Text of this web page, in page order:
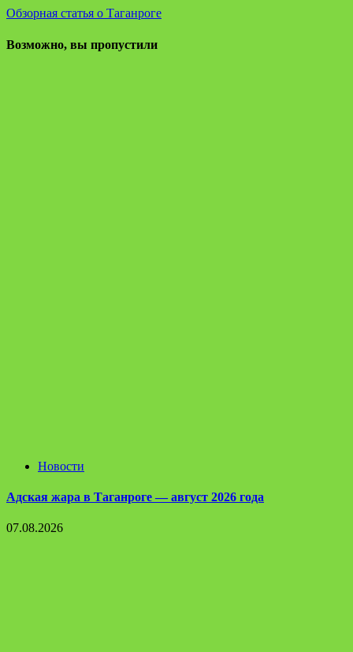
Обзорная статья о Таганроге
Возможно, вы пропустили
Новости
Адская жара в Таганроге — август 2026 года
07.08.2026